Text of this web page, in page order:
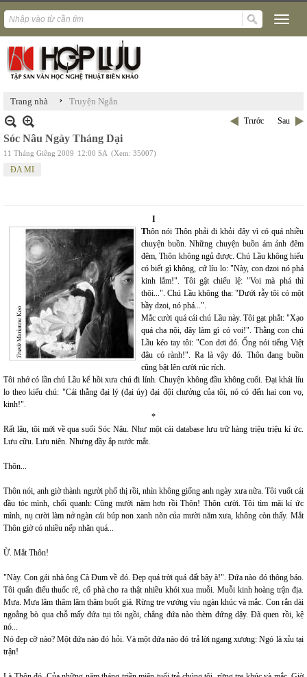
Trang nhà › Truyện Ngắn
Trước Sau
Sóc Nâu Ngày Tháng Dại
11 Tháng Giêng 2009 12:00 SA (Xem: 35007)
ĐA MI
I
Thôn nói Thôn phải đi khỏi đây vì có quá nhiều
chuyện buồn. Những chuyện buồn ám ảnh đêm
đêm, Thôn không ngủ được. Chú Lầu không hiểu
có biết gì không, cứ líu lo: "Này, con dzoi nó phá
kinh lắm!". Tôi gật chiếu lệ: "Voi mà phá thì
thôi...". Chú Lầu không tha: "Dưới rẫy tôi có một
bầy dzoi, nó phá...".
Mắc cười quá cái chú Lầu này. Tôi gạt phắt: "Xạo
quá cha nội, đây làm gì có voi!". Thằng con chú
Lầu kéo tay tôi: "Con dơi đó. Ổng nói tiếng Việt
đâu có rành!". Ra là vậy đó. Thôn đang buồn
cũng bật lên cười rúc rích.
Tôi nhớ có lần chú Lầu kể hồi xưa chú đi lính. Chuyện không đầu không cuối. Đại khái líu
lo theo kiểu chú: "Cái thằng đại lý (đại úy) đại đội chưởng của tôi, nó có đến hai con vọ,
kinh!".
*
Rất lâu, tôi mới về qua suối Sóc Nâu. Như một cái database lưu trữ hàng triệu triệu kí ức.
Lưu cữu. Lưu niên. Nhưng đầy ắp nước mắt.
Thôn...
Thôn nói, anh giờ thành người phố thị rồi, nhìn không giống anh ngày xưa nữa. Tôi vuốt cái
đầu tóc mình, chối quanh: Cũng mười năm hơn rồi Thôn! Thôn cười. Tôi tìm mãi kí ức
mình, nụ cười làm nở ngàn cái búp non xanh nõn của mười năm xưa, không còn thấy. Mắt
Thôn giờ có nhiều nếp nhăn quá...
Ừ. Mắt Thôn!
"Này. Con gái nhà ông Cà Đum về đó. Đẹp quá trời quá đất bây à!". Đứa nào đó thông báo.
Tôi quấn điếu thuốc rê, cố phà cho ra thật nhiều khói xua muỗi. Muỗi kinh hoàng trận địa.
Mưa. Mưa lâm thâm lâm thâm buốt giá. Rừng tre vướng víu ngàn khúc và mắc. Con rắn dài
ngoằng bò qua chỗ mấy đứa tụi tôi ngồi, chẳng đứa nào thèm đứng dậy. Đã quen rồi, kệ
nó...
Nó đẹp cỡ nào? Một đứa nào đó hỏi. Và một đứa nào đó trả lời ngang xương: Ngó là xỉu tại
trận!